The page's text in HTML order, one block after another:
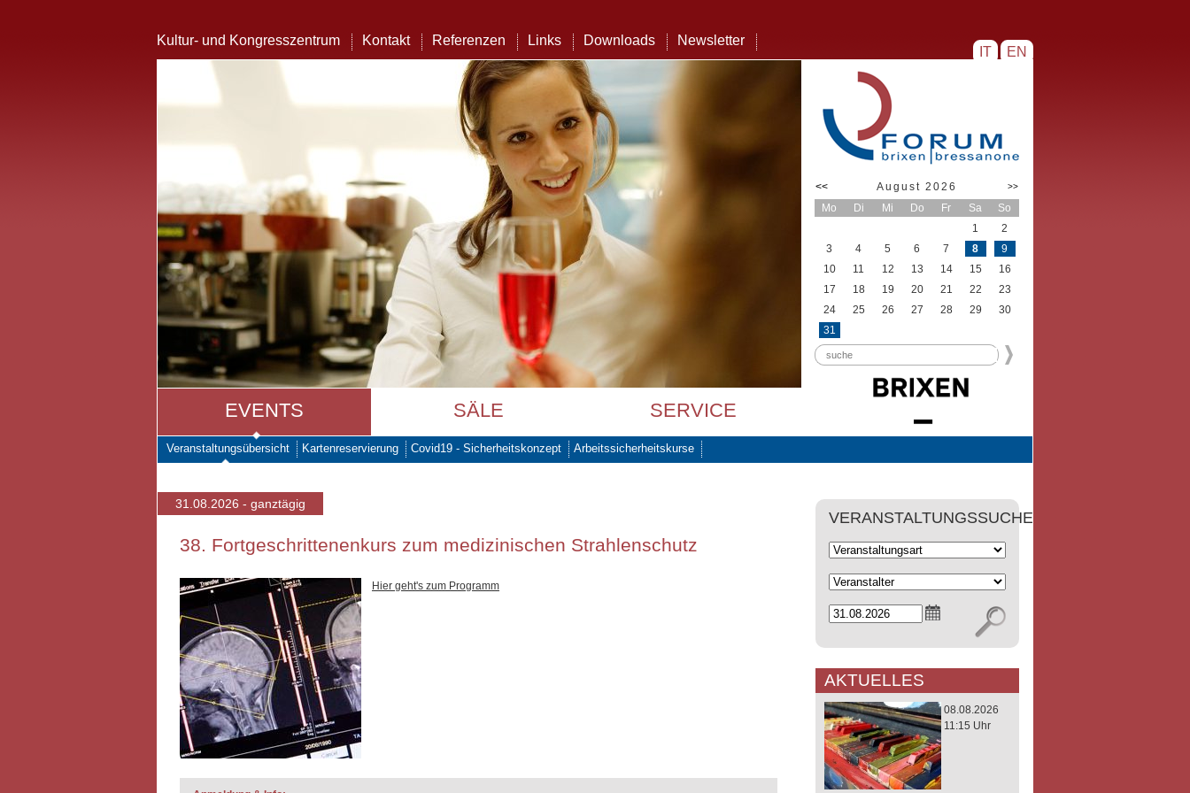
IT EN
Kultur- und Kongresszentrum Kontakt Referenzen Links Downloads Newsletter
EVENTS SÄLE SERVICE
<< August 2026 >>
Mo Di Mi Do Fr Sa
So
1
2
3
4 5 6 7 8
9
10
11 12 13 14 15
16
17
18 19 20 21 22
23
24
25 26 27 28 29
30
31
Veranstaltungsübersicht Kartenreservierung Covid19 - Sicherheitskonzept Arbeitssicherheitskurse
31.08.2026 - ganztägig
38. Fortgeschrittenenkurs zum medizinischen Strahlenschutz
Hier geht's zum Programm
VERANSTALTUNGSSUCHE
AKTUELLES
08.08.2026
11:15 Uhr